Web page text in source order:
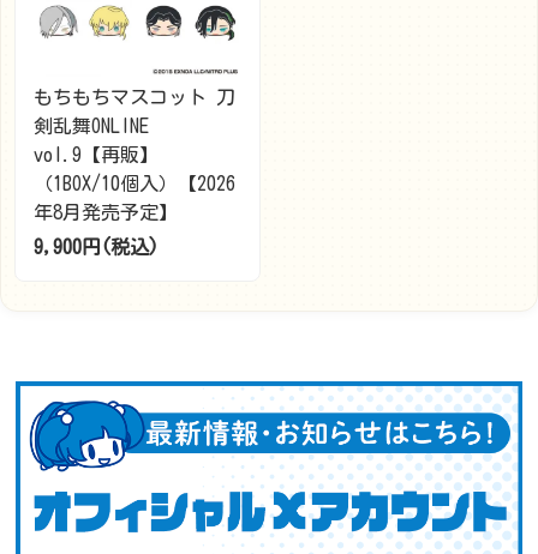
もちもちマスコット 刀
剣乱舞ONLINE
vol.9【再販】
（1BOX/10個入）【2026
年8月発売予定】
9,900円(税込)